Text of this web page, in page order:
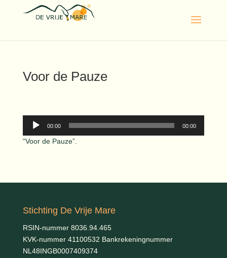
Voor de Pauze
Audiospeler
00:00 00:00
“Voor de Pauze”.
Stichting De Vrije Mare
RSIN-nummer 8036.94.465
KVK-nummer 41100532 Bankrekeningnummer
NL48INGB0007409374